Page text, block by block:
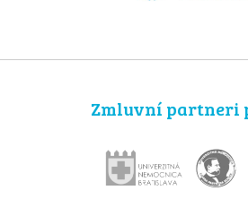
Zmluvní partneri